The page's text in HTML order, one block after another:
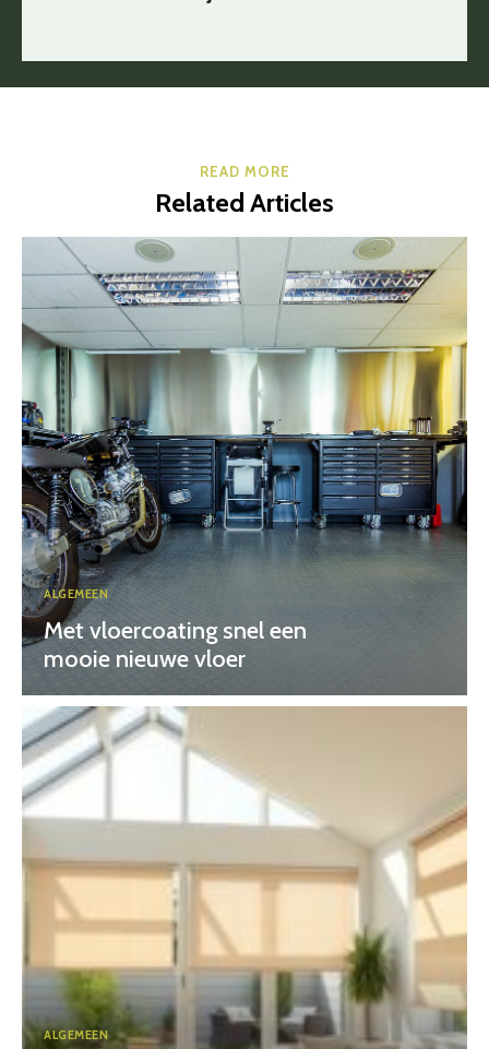
READ MORE
Related Articles
ALGEMEEN
Met vloercoating snel een
mooie nieuwe vloer
ALGEMEEN